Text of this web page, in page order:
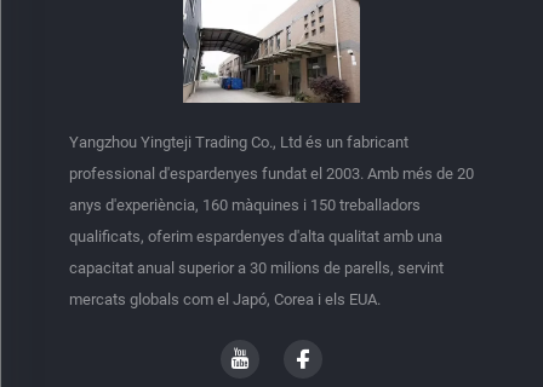
Yangzhou Yingteji Trading Co., Ltd és un fabricant
professional d'espardenyes fundat el 2003. Amb més de 20
anys d'experiència, 160 màquines i 150 treballadors
qualificats, oferim espardenyes d'alta qualitat amb una
capacitat anual superior a 30 milions de parells, servint
mercats globals com el Japó, Corea i els EUA.